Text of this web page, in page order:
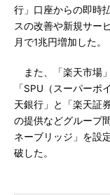
行」口座からの即時
スの改善や新規サー
月で1兆円増加した。
また、「楽天市場
「SPU（スーパー
天銀行」と「楽天証
の提供などグループ
ネーブリッジ」を設
破した。